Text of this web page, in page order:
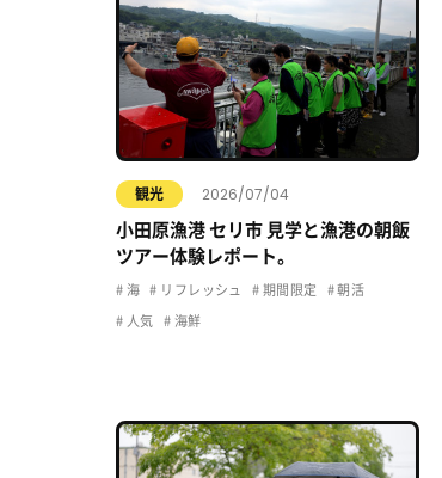
観光 2026/07/04
小田原漁港 セリ市 見学と漁港の朝飯
ツアー体験レポート。
海 リフレッシュ 期間限定 朝活
人気 海鮮